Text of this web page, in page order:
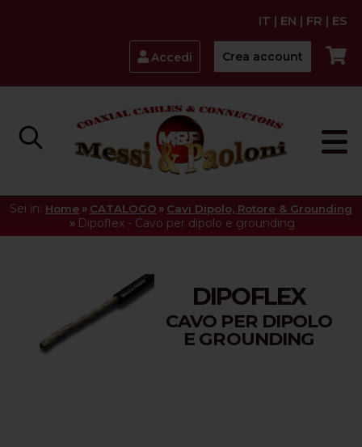
IT | EN | FR | ES
Accedi Crea account
Sei in: Home » CATALOGO » Cavi Dipolo, Rotore & Grounding
» Dipoflex - Cavo per dipolo e grounding
DIPOFLEX
CAVO PER DIPOLO
E GROUNDING